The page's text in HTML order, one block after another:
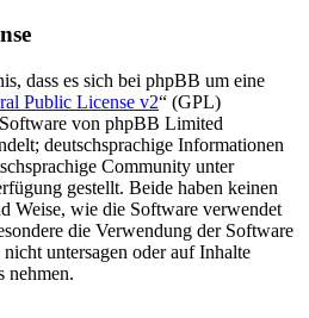
dass es sich bei phpBB um eine
Public License v2“ (GPL)
von phpBB Limited
deutschsprachige Informationen
Community unter
gestellt. Beide haben keinen
Weise, wie die Software verwendet
die Verwendung der Software
untersagen oder auf Inhalte
nehmen.